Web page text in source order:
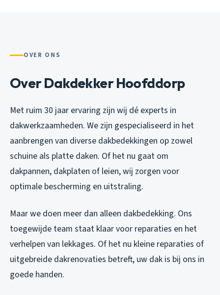
OVER ONS
Over Dakdekker Hoofddorp
Met ruim 30 jaar ervaring zijn wij dé experts in
dakwerkzaamheden. We zijn gespecialiseerd in het
aanbrengen van diverse dakbedekkingen op zowel
schuine als platte daken. Of het nu gaat om
dakpannen, dakplaten of leien, wij zorgen voor
optimale bescherming en uitstraling.
Maar we doen meer dan alleen dakbedekking. Ons
toegewijde team staat klaar voor reparaties en het
verhelpen van lekkages. Of het nu kleine reparaties of
uitgebreide dakrenovaties betreft, uw dak is bij ons in
goede handen.